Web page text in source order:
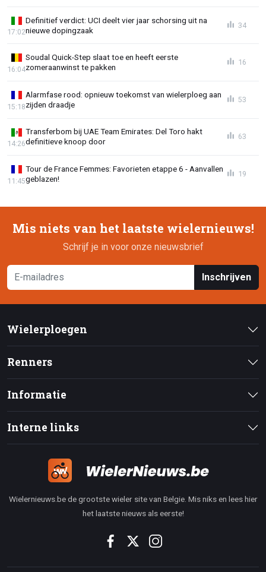
Definitief verdict: UCI deelt vier jaar schorsing uit na
nieuwe dopingzaak
17:02
34
Soudal Quick-Step slaat toe en heeft eerste
zomeraanwinst te pakken
16:04
16
Alarmfase rood: opnieuw toekomst van wielerploeg aan
zijden draadje
15:18
53
Transferbom bij UAE Team Emirates: Del Toro hakt
definitieve knoop door
14:26
63
Tour de France Femmes: Favorieten etappe 6 - Aanvallen
geblazen!
11:45
19
Mis niets van het laatste wielernieuws!
Schrijf je in voor onze nieuwsbrief
Inschrijven
Wielerploegen
Renners
Informatie
Interne links
Wielernieuws.be de grootste wieler site van Belgie. Mis niks en lees hier
het laatste nieuws als eerste!